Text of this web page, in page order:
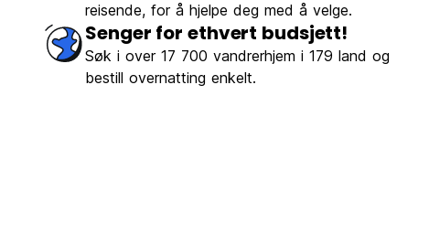
reisende, for å hjelpe deg med å velge.
Senger for ethvert budsjett!
Søk i over 17 700 vandrerhjem i 179 land og
bestill overnatting enkelt.